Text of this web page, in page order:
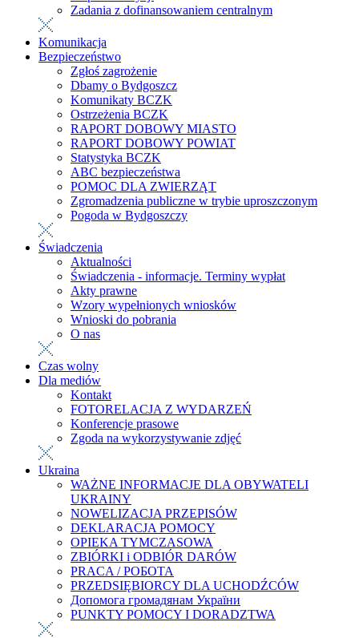
Zadania z dofinansowaniem centralnym
Komunikacja
Bezpieczeństwo
Zgłoś zagrożenie
Dbamy o Bydgoszcz
Komunikaty BCZK
Ostrzeżenia BCZK
RAPORT DOBOWY MIASTO
RAPORT DOBOWY POWIAT
Statystyka BCZK
ABC bezpieczeństwa
POMOC DLA ZWIERZĄT
Zgromadzenia publiczne w trybie uproszczonym
Pogoda w Bydgoszczy
Świadczenia
Aktualności
Świadczenia - informacje. Terminy wypłat
Akty prawne
Wzory wypełnionych wniosków
Wnioski do pobrania
O nas
Czas wolny
Dla mediów
Kontakt
FOTORELACJA Z WYDARZEŃ
Konferencje prasowe
Zgoda na wykorzystywanie zdjęć
Ukraina
WAŻNE INFORMACJE DLA OBYWATELI
UKRAINY
NOWELIZACJA PRZEPISÓW
DEKLARACJA POMOCY
OPIEKA TYMCZASOWA
ZBIÓRKI i ODBIÓR DARÓW
PRACA / РОБОТА
PRZEDSIĘBIORCY DLA UCHODŹCÓW
Допомога громадянам України
PUNKTY POMOCY I DORADZTWA